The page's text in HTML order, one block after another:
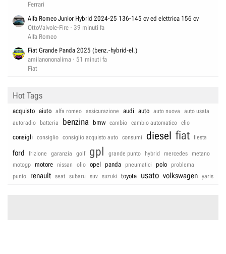
Ferrari
Alfa Romeo Junior Hybrid 2024-25 136-145 cv ed elettrica 156 cv
OttoValvole-Fire
39 minuti fa
Alfa Romeo
Fiat Grande Panda 2025 (benz.-hybrid-el.)
amilanononalima
51 minuti fa
Fiat
Hot Tags
acquisto aiuto alfa romeo assicurazione audi auto auto nuova
auto usata
autoradio
batteria benzina bmw cambio cambio automatico clio
consigli consiglio consiglio acquisto auto consumi diesel fiat fiesta
ford frizione garanzia golf gpl grande punto hybrid mercedes
metano
motogp
motore nissan olio opel panda pneumatici polo
problema
punto
renault seat subaru suv suzuki toyota usato volkswagen yaris